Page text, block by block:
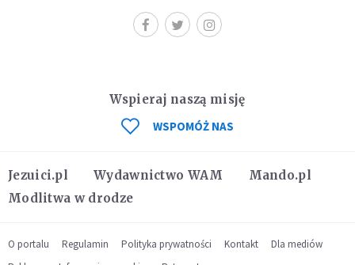
Jezuici.pl Wydawnictwo WAM
Mando.pl
Modlitwa w drodze
Wspieraj naszą misję
WSPOMÓŻ NAS
O portalu Regulamin Polityka prywatności Kontakt
Dla mediów